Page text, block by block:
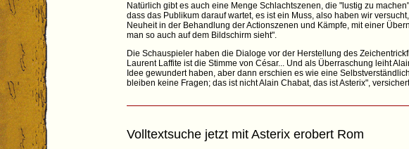
Natürlich gibt es auch eine Menge Schlachtszenen, die "lustig zu
dass das Publikum darauf wartet, es ist ein Muss, also haben wir
Neuheit in der Behandlung der Actionszenen und Kämpfe, mit einer
man so auch auf dem Bildschirm sieht".
Die Schauspieler haben die Dialoge vor der Herstellung des
Laurent Laffite ist die Stimme von César... Und als Überraschung leiht
Idee gewundert haben, aber dann erschien es wie eine
bleiben keine Fragen; das ist nicht Alain Chabat, das ist Asterix",
Volltextsuche jetzt mit Asterix erobert Rom